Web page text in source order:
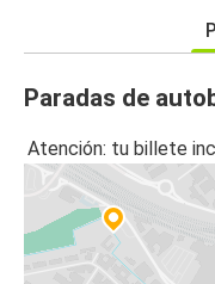
Paradas de
Atención: tu billete